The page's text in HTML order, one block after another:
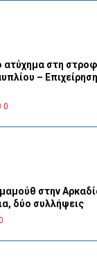
ατύχημα στη
–
0
στην
δύο συλλήψεις